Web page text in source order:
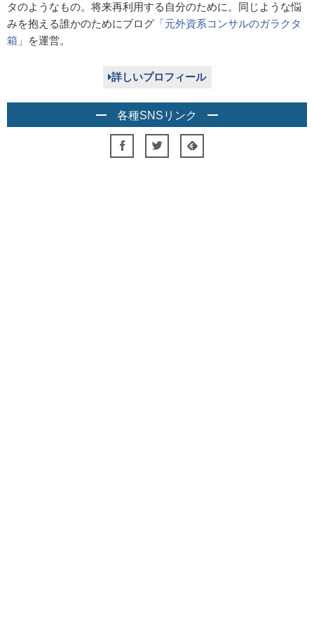
タのようなもの。将来再利用する自分のために。同じような悩
みを抱える誰かのためにブログ 「元外資系コンサルのガラクタ
箱」
を運営。
詳しいプロフィール
各種SNSリンク